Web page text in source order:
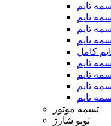
تایم
تایم
تایم
تایم
کامل
تایم
تایم
تایم
تایم
تسمه موتور
توبو شارژ